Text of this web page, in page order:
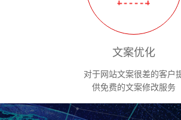
文案优化
对于网站文案很差的客户
供免费的文案修改服务